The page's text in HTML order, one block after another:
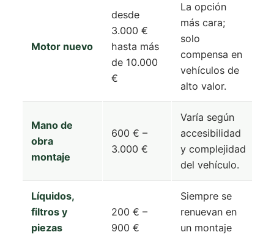
Motor nuevo
desde
3.000 €
hasta más
de 10.000
€
La opción
más cara;
solo
compensa en
vehículos de
alto valor.
Mano de
obra
montaje
600 € –
3.000 €
Varía según
accesibilidad
y complejidad
del vehículo.
Líquidos,
filtros y
piezas
200 € –
900 €
Siempre se
renuevan en
un montaje